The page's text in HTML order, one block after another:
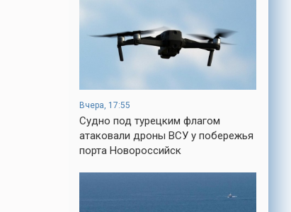
Вчера, 17:55
Судно под турецким флагом
атаковали дроны ВСУ у побережья
порта Новороссийск